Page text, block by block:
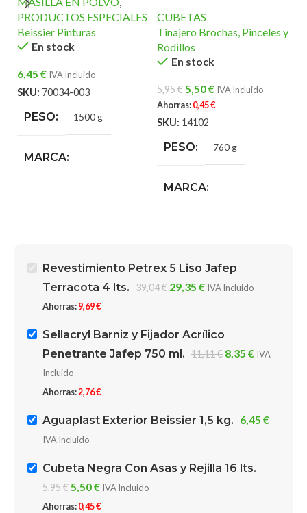
PRODUCTOS ESPECIALES
Beissier Pinturas
En stock
6,45 € IVA Incluido
SKU: 70034-003
PESO 1500 g
MARCA
CUBETAS
Tinajero Brochas, Pinceles y
Rodillos
En stock
5,95€5,50€ IVA Incluido
Ahorras:0,45€
SKU: 14102
PESO 760 g
MARCA
Revestimiento Petrex 5 Liso Jafep
Terracota 4 lts. 39,04€ 29,35 € IVA Incluido
Ahorras:9,69€
Sellacryl Barniz y Fijador Acrílico
Penetrante Jafep 750 ml. 11,11€ 8,35 € IVA
Incluido
Ahorras:2,76€
Aguaplast Exterior Beissier 1,5 kg. 6,45 €
IVA Incluido
Cubeta Negra Con Asas y Rejilla 16 lts.
5,95€ 5,50€ IVA Incluido
Ahorras:0,45€